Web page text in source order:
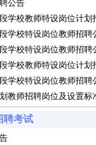
公告
学校教师特设岗位计划
学校特设岗位教师招聘
学校特设岗位教师招聘
学校教师特设岗位计划
学校特设岗位教师招聘
教师招聘岗位及设置标
聘考试